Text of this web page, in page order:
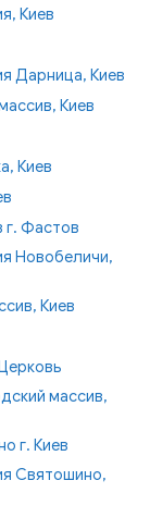
Киев
Дарница, Киев
Киев
Киев
г. Фастов
Новобеличи,
Киев
массив,
г. Киев
Святошино,